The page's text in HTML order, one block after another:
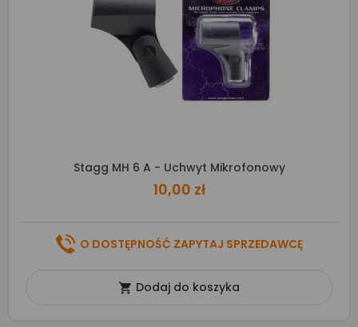
Stagg MH 6 A - Uchwyt Mikrofonowy
10,00 zł
O DOSTĘPNOŚĆ ZAPYTAJ SPRZEDAWCĘ
 Dodaj do koszyka